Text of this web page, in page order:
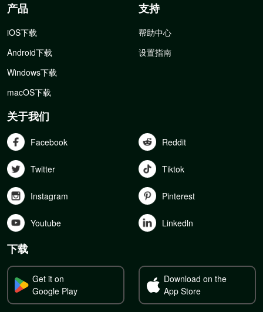
产品
iOS下载
Android下载
Windows下载
macOS下载
支持
帮助中心
设置指南
关于我们
Facebook Reddit
Twitter Tiktok
Instagram Pinterest
Youtube Linkedln
下载
Get it on
Google Play
Download on the
App Store